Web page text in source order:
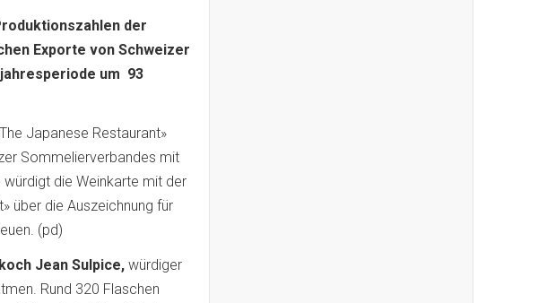
der
Exporte von Schweizer
um 93
Japanese Restaurant»
Sommelierverbandes mit
würdigt die Weinkarte mit der
über die Auszeichnung für
(pd)
Jean Sulpice, würdiger
Rund 320 Flaschen